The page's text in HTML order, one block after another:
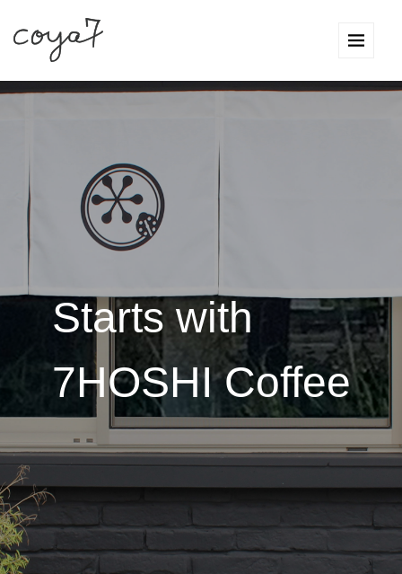
Starts with
7HOSHI Coffee